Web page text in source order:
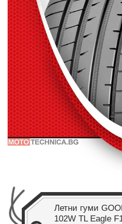
Летни гуми
102W TL Eagle